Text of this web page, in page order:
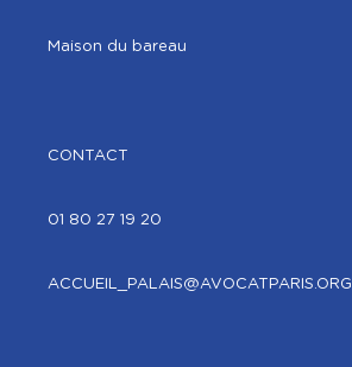
Maison du bareau
CONTACT
01 80 27 19 20
ACCUEIL_PALAIS@AVOCATPARIS.ORG